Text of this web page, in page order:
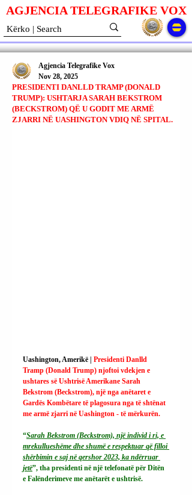
AGJENCIA TELEGRAFIKE VOX
PRESIDENTI DANLLD TRAMP (DONALD
TRUMP): USHTARJA SARAH BEKSTROM
(BECKSTROM) QË U GODIT ME ARMË
ZJARRI NË UASHINGTON VDIQ NË SPITAL.
Agjencia Telegrafike Vox
Nov 28, 2025
Uashington, Amerikë | Presidenti Danlld
Tramp (Donald Trump) njoftoi vdekjen e
ushtares së Ushtrisë Amerikane Sarah
Bekstrom (Beckstrom), një nga anëtaret e
Gardës Kombëtare të plagosura nga të shtënat
me armë zjarri në Uashington - të mërkurën.
“Sarah Bekstrom (Beckstrom), një individ i ri, e
mrekullueshëme dhe shumë e respektuar që filloi
shërbimin e saj në qershor 2023, ka ndërruar
jetë”, tha presidenti në një telefonatë për Ditën
e Falënderimeve me anëtarët e ushtrisë.